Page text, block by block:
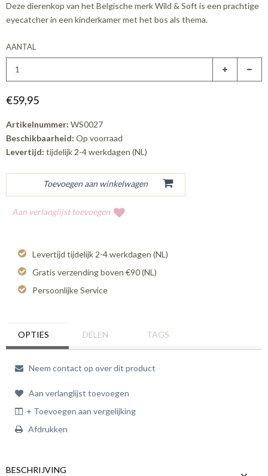
Deze dierenkop van het Belgische merk Wild & Soft is een prachtige
eyecatcher in een kinderkamer met het bos als thema.
AANTAL
€59,95
Artikelnummer: WS0027
Beschikbaarheid: Op voorraad
Levertijd: tijdelijk 2-4 werkdagen (NL)
Aan verlanglijst toevoegen
Levertijd tijdelijk 2-4 werkdagen (NL)
Gratis verzending boven €90 (NL)
Persoonlijke Service
OPTIES DELEN TAGS
Neem contact op over dit product
Aan verlanglijst toevoegen
+ Toevoegen aan vergelijking
Afdrukken
BESCHRIJVING